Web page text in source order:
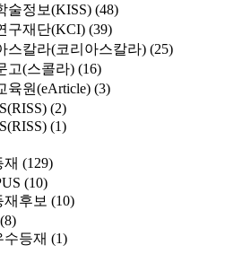
술정보(KISS) (48)
구재단(KCI) (39)
스칼라(코리아스칼라) (25)
고(스콜라) (16)
육원(eArticle) (3)
(2)
(1)
(129)
(10)
후보 (10)
(8)
등재 (1)